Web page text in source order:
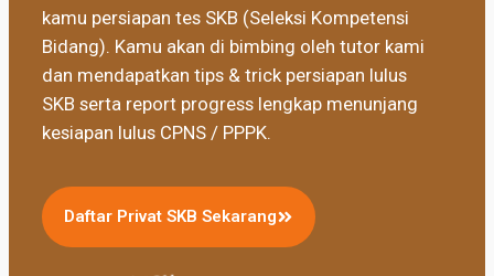
kamu persiapan tes SKB (Seleksi Kompetensi
Bidang). Kamu akan di bimbing oleh tutor kami
dan mendapatkan tips & trick persiapan lulus
SKB serta report progress lengkap menunjang
kesiapan lulus CPNS / PPPK.
Daftar Privat SKB Sekarang